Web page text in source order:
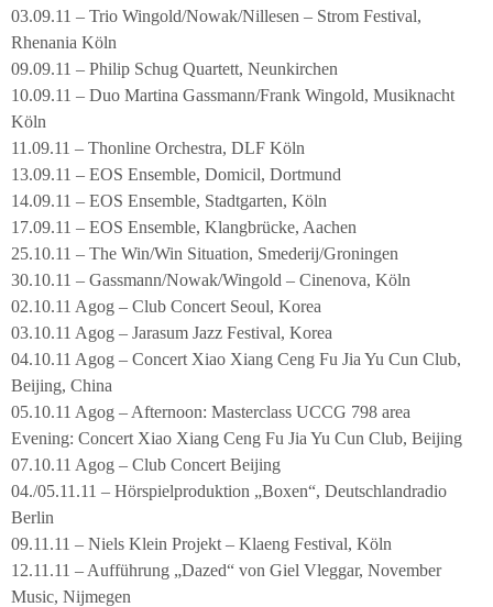
03.09.11 – Trio Wingold/Nowak/Nillesen – Strom Festival,
Rhenania Köln
09.09.11 – Philip Schug Quartett, Neunkirchen
10.09.11 – Duo Martina Gassmann/Frank Wingold, Musiknacht
Köln
11.09.11 – Thonline Orchestra, DLF Köln
13.09.11 – EOS Ensemble, Domicil, Dortmund
14.09.11 – EOS Ensemble, Stadtgarten, Köln
17.09.11 – EOS Ensemble, Klangbrücke, Aachen
25.10.11 – The Win/Win Situation, Smederij/Groningen
30.10.11 – Gassmann/Nowak/Wingold – Cinenova, Köln
02.10.11 Agog – Club Concert Seoul, Korea
03.10.11 Agog – Jarasum Jazz Festival, Korea
04.10.11 Agog – Concert Xiao Xiang Ceng Fu Jia Yu Cun Club,
Beijing, China
05.10.11 Agog – Afternoon: Masterclass UCCG 798 area
Evening: Concert Xiao Xiang Ceng Fu Jia Yu Cun Club, Beijing
07.10.11 Agog – Club Concert Beijing
04./05.11.11 – Hörspielproduktion „Boxen“, Deutschlandradio
Berlin
09.11.11 – Niels Klein Projekt – Klaeng Festival, Köln
12.11.11 – Aufführung „Dazed“ von Giel Vleggar, November
Music, Nijmegen